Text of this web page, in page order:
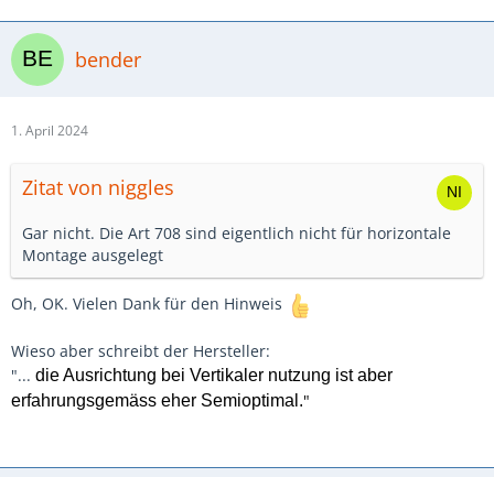
bender
1. April 2024
Zitat von niggles
Gar nicht. Die Art 708 sind eigentlich nicht für horizontale
Montage ausgelegt
Oh, OK. Vielen Dank für den Hinweis
Wieso aber schreibt der Hersteller:
"... die Ausrichtung bei Vertikaler nutzung ist aber
erfahrungsgemäss eher Semioptimal."